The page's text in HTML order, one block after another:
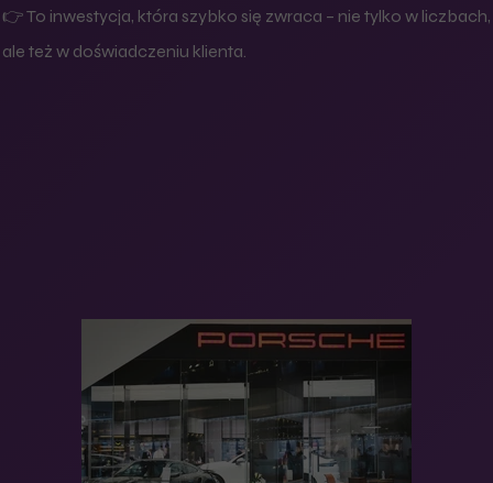
👉 To inwestycja, która szybko się zwraca – nie tylko w liczbach,
ale też w doświadczeniu klienta.